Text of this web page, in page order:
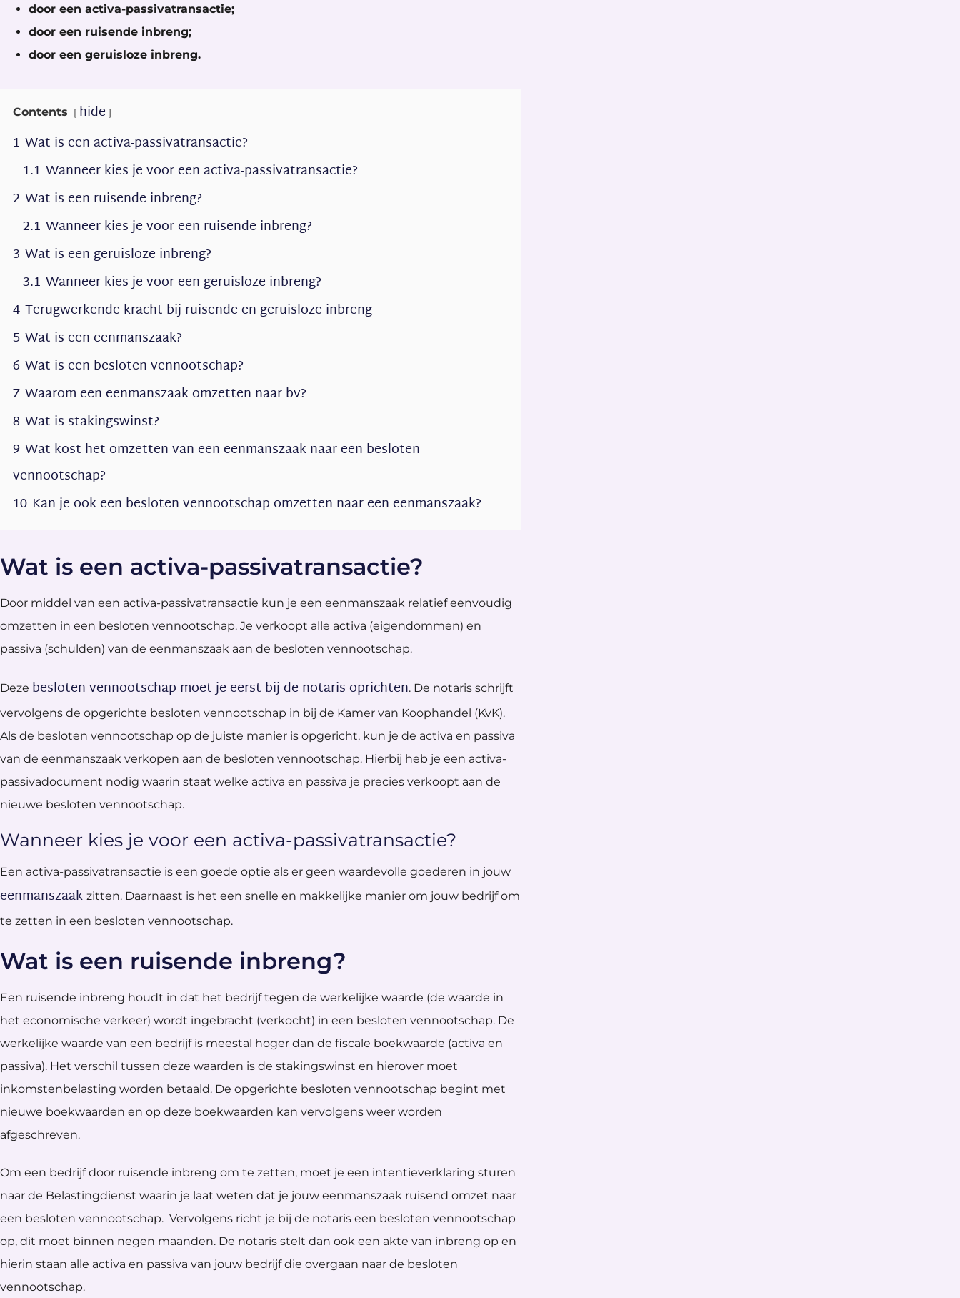
door een activa-passivatransactie;
door een ruisende inbreng;
door een geruisloze inbreng.
Contents
hide
1 Wat is een activa-passivatransactie?
1.1 Wanneer kies je voor een activa-passivatransactie?
2 Wat is een ruisende inbreng?
2.1 Wanneer kies je voor een ruisende inbreng?
3 Wat is een geruisloze inbreng?
3.1 Wanneer kies je voor een geruisloze inbreng?
4 Terugwerkende kracht bij ruisende en geruisloze inbreng
5 Wat is een eenmanszaak?
6 Wat is een besloten vennootschap?
7 Waarom een eenmanszaak omzetten naar bv?
8 Wat is stakingswinst?
9 Wat kost het omzetten van een eenmanszaak naar een besloten
vennootschap?
10 Kan je ook een besloten vennootschap omzetten naar een eenmanszaak?
Wat is een activa-passivatransactie?
Door middel van een activa-passivatransactie kun je een eenmanszaak relatief eenvoudig
omzetten in een besloten vennootschap. Je verkoopt alle activa (eigendommen) en
passiva (schulden) van de eenmanszaak aan de besloten vennootschap.
Deze besloten vennootschap moet je eerst bij de notaris oprichten. De notaris schrijft
vervolgens de opgerichte besloten vennootschap in bij de Kamer van Koophandel (KvK).
Als de besloten vennootschap op de juiste manier is opgericht, kun je de activa en passiva
van de eenmanszaak verkopen aan de besloten vennootschap. Hierbij heb je een activa-
passivadocument nodig waarin staat welke activa en passiva je precies verkoopt aan de
nieuwe besloten vennootschap.
Wanneer kies je voor een activa-passivatransactie?
Een activa-passivatransactie is een goede optie als er geen waardevolle goederen in jouw
eenmanszaak zitten. Daarnaast is het een snelle en makkelijke manier om jouw bedrijf om
te zetten in een besloten vennootschap.
Wat is een ruisende inbreng?
Een ruisende inbreng houdt in dat het bedrijf tegen de werkelijke waarde (de waarde in
het economische verkeer) wordt ingebracht (verkocht) in een besloten vennootschap. De
werkelijke waarde van een bedrijf is meestal hoger dan de fiscale boekwaarde (activa en
passiva). Het verschil tussen deze waarden is de stakingswinst en hierover moet
inkomstenbelasting worden betaald. De opgerichte besloten vennootschap begint met
nieuwe boekwaarden en op deze boekwaarden kan vervolgens weer worden
afgeschreven.
Om een bedrijf door ruisende inbreng om te zetten, moet je een intentieverklaring sturen
naar de Belastingdienst waarin je laat weten dat je jouw eenmanszaak ruisend omzet naar
een besloten vennootschap. Vervolgens richt je bij de notaris een besloten vennootschap
op, dit moet binnen negen maanden. De notaris stelt dan ook een akte van inbreng op en
hierin staan alle activa en passiva van jouw bedrijf die overgaan naar de besloten
vennootschap.